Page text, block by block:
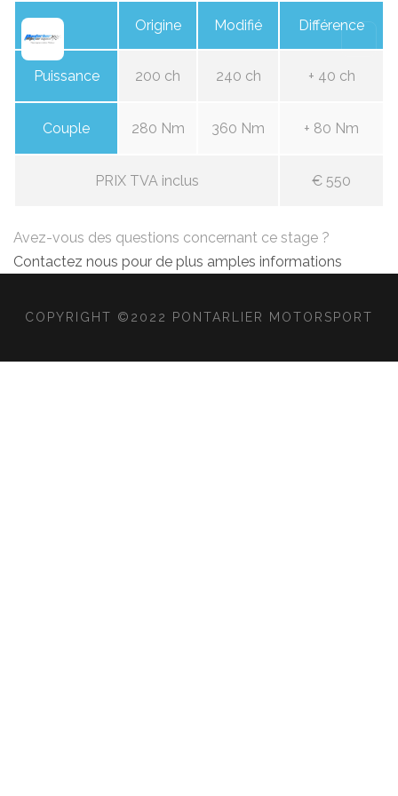
Origine Modifié Différence
Puissance 200 ch 240 ch + 40 ch
Couple 280 Nm 360 Nm + 80 Nm
PRIX TVA inclus € 550
Avez-vous des questions concernant ce stage ?
Contactez nous pour de plus amples informations
COPYRIGHT ©2022 PONTARLIER MOTORSPORT